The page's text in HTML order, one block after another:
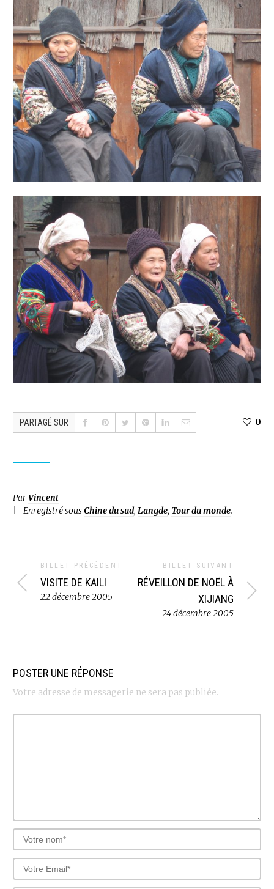
PARTAGÉ SUR 0
ParVincent
Enregistré sousChine du sud, Langde, Tour du monde.
BILLET PRÉCÉDENT
VISITE DE KAILI
22 décembre 2005
BILLET SUIVANT
RÉVEILLON DE NOËL À
XIJIANG
24 décembre 2005
POSTER UNE RÉPONSE
Votre adresse de messagerie ne sera pas publiée.